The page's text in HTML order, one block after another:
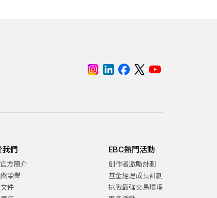
我們
方簡介
榮譽
件
EBC熱門活動
創作者激勵計劃
基金經理成長計劃
挑戰最強交易環境